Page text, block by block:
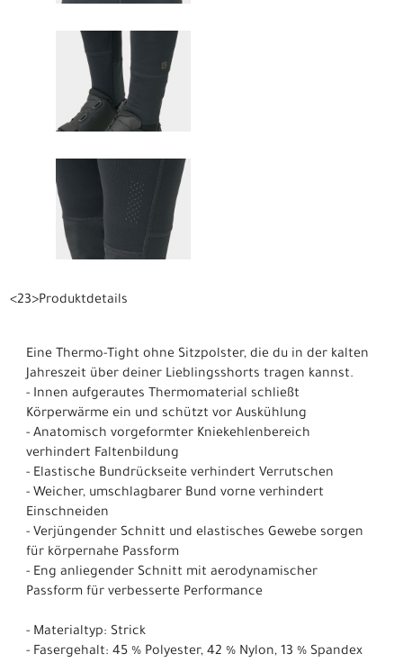
<23>Produktdetails
Eine Thermo-Tight ohne Sitzpolster, die du in der kalten
Jahreszeit über deiner Lieblingsshorts tragen kannst.
- Innen aufgerautes Thermomaterial schließt
Körperwärme ein und schützt vor Auskühlung
- Anatomisch vorgeformter Kniekehlenbereich
verhindert Faltenbildung
- Elastische Bundrückseite verhindert Verrutschen
- Weicher, umschlagbarer Bund vorne verhindert
Einschneiden
- Verjüngender Schnitt und elastisches Gewebe sorgen
für körpernahe Passform
- Eng anliegender Schnitt mit aerodynamischer
Passform für verbesserte Performance
- Materialtyp: Strick
- Fasergehalt: 45 % Polyester, 42 % Nylon, 13 % Spandex